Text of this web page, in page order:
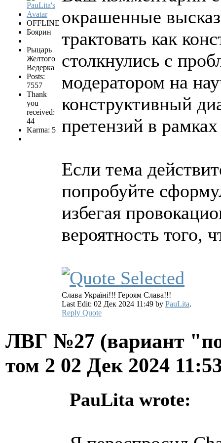
OFFLINE
Боярин
Рыцарь
Желтого
Ведерка
Posts:
7557
Thank
you
received:
44
Karma: 5
окрашенные
трактовать как
столкнулись с
модератором на
конструктивный
претензий в
Если тема
попробуйте
избегая
вероятность того,
Слава Україні!!! Героям Слава!!!
Last Edit: 02 Дек 2024 11:49 by PauLita.
Reply Quote
ЛВГ №27 (вариант
том 2 02 Дек 2024
PauLita wrote: